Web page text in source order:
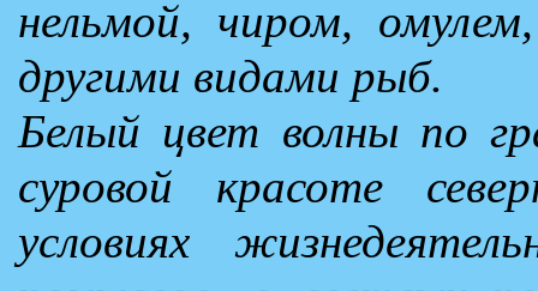
нельмой, чиром,
другими видами рыб.
Белый цвет волны по
суровой красоте
условиях